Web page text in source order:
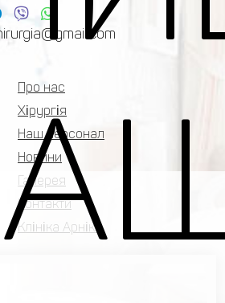
Про нас
Хірургія
Наш персонал
Новини
Галерея
Контакти
Клініка Арніка